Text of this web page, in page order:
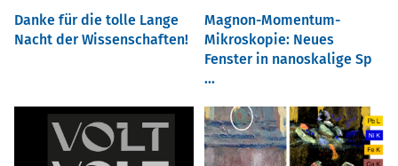
Danke für die tolle Lange
Nacht der Wissenschaften!
Magnon-Momentum-
Mikroskopie: Neues
Fenster in nanoskalige Sp
...